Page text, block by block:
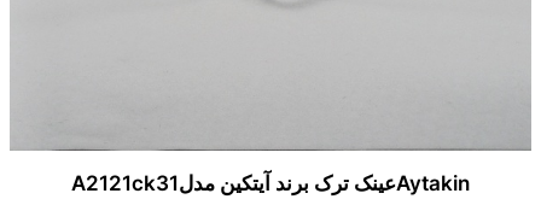
Aytakinعینک ترک برند آیتکین مدلA2121ck31